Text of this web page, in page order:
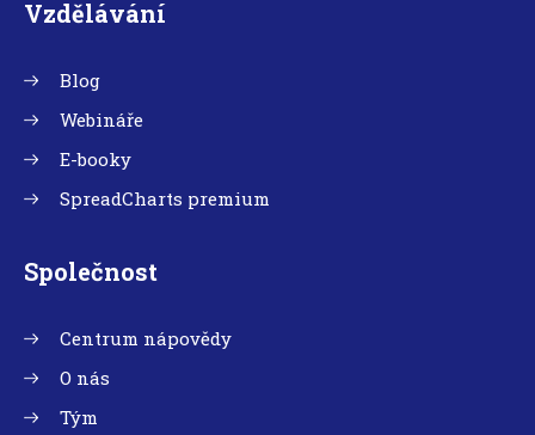
Vzdělávání
Blog
Webináře
E-booky
SpreadCharts premium
Společnost
Centrum nápovědy
O nás
Tým